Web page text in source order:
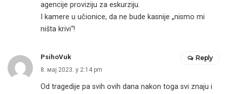
agencije proviziju za eskurziju.
I kamere u učionice, da ne bude kasnije „nismo mi
ništa krivi“!
PsihoVuk
8. мај 2023. у 2:14 pm
Od tragedije pa svih ovih dana nakon toga svi znaju i
Reply